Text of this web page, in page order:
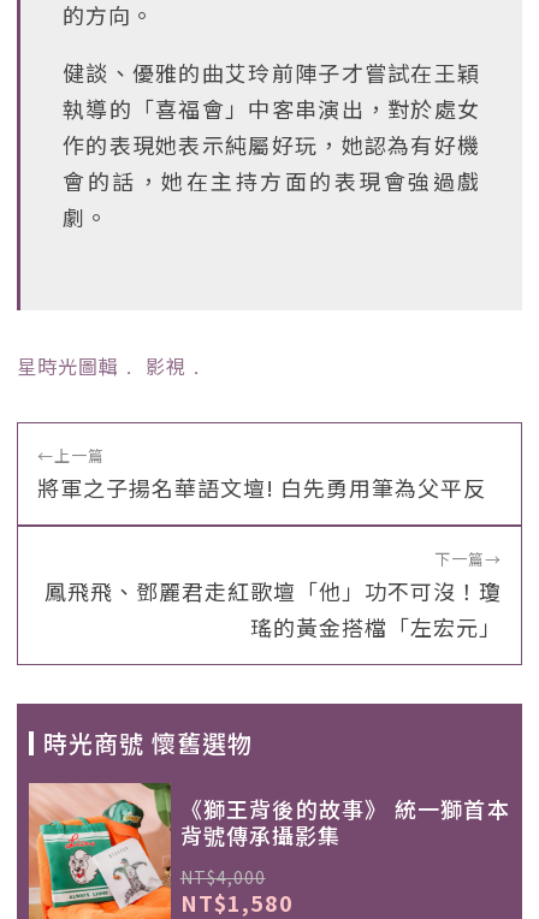
的方向。
健談、優雅的曲艾玲前陣子才嘗試在王穎
執導的「喜福會」中客串演出，對於處女
作的表現她表示純屬好玩，她認為有好機
會的話，她在主持方面的表現會強過戲
劇。
星時光圖輯 ﹒ 影視 ﹒
←上一篇
將軍之子揚名華語文壇! 白先勇用筆為父平反
下一篇→
鳳飛飛、鄧麗君走紅歌壇「他」功不可沒！瓊
瑤的黃金搭檔「左宏元」
時光商號 懷舊選物
《獅王背後的故事》 統一獅首本
背號傳承攝影集
NT$4,000
NT$1,580